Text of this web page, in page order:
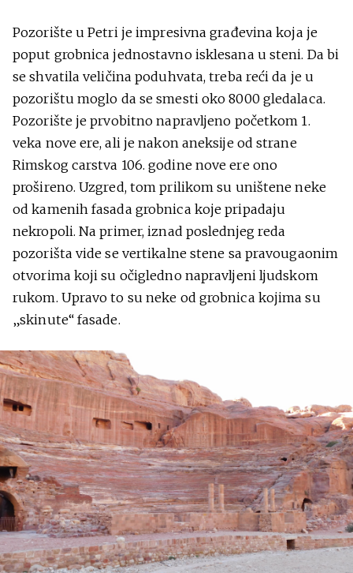
Pozorište u Petri je impresivna građevina koja je
poput grobnica jednostavno isklesana u steni. Da bi
se shvatila veličina poduhvata, treba reći da je u
pozorištu moglo da se smesti oko 8000 gledalaca.
Pozorište je prvobitno napravljeno početkom 1.
veka nove ere, ali je nakon aneksije od strane
Rimskog carstva 106. godine nove ere ono
prošireno. Uzgred, tom prilikom su uništene neke
od kamenih fasada grobnica koje pripadaju
nekropoli. Na primer, iznad poslednjeg reda
pozorišta vide se vertikalne stene sa pravougaonim
otvorima koji su očigledno napravljeni ljudskom
rukom. Upravo to su neke od grobnica kojima su
„skinute“ fasade.